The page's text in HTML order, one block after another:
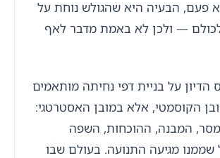
פעם, הבעיה היא שהגולש נוחת על
— ולכן לא באמת מדבר לאף
הדיון על בניית דפי נחיתה מותאמים
הקוסמטי, אלא במובן האסטרטגי:
המבנה, ההוכחות, השפה
מגיעה התנועה. בעולם שבו